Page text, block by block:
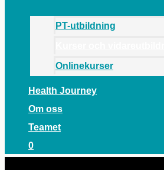
PT-utbildning
Onlinekurser
Health Journey
Om oss
Teamet
0